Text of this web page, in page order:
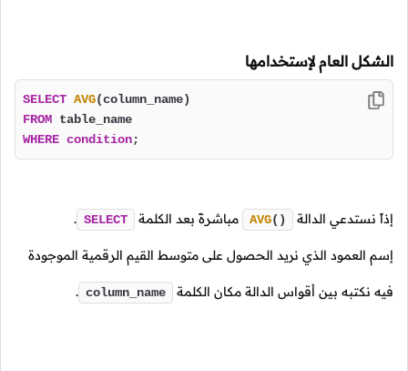
الشكل العام لإستخدامها
SELECT AVG
FROM
WHERE condition;
إذاً نستدعي الدالة AVG() مباشرةً بعد الكلمة SELECT
.
إسم العمود الذي نريد الحصول على متوسط القيم الرقمية الموجودة
فيه نكتبه بين أقواس الدالة مكان الكلمة column_name
.